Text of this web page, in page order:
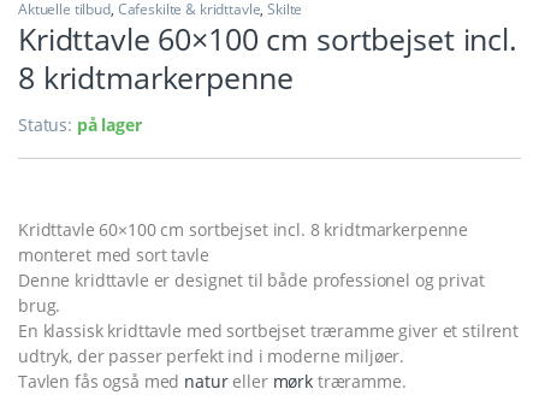
Aktuelle tilbud, Cafeskilte & kridttavle,Skilte
Kridttavle 60×100 cm sortbejset incl.
8 kridtmarkerpenne
Status: på lager
Kridttavle 60×100 cm sortbejset incl. 8 kridtmarkerpenne
monteret med sort tavle
Denne kridttavle er designet til både professionel og privat
brug.
En klassisk kridttavle med sortbejset træramme giver et stilrent
udtryk, der passer perfekt ind i moderne miljøer.
Tavlen fås også med natureller mørk træramme.